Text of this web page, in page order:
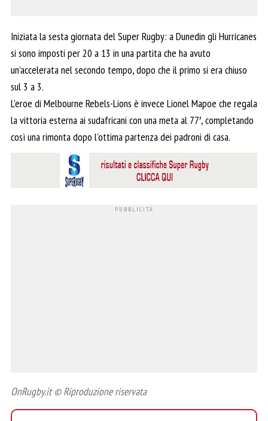
Iniziata la sesta giornata del Super Rugby: a Dunedin gli Hurricanes
si sono imposti per 20 a 13 in una partita che ha avuto
un’accelerata nel secondo tempo, dopo che il primo si era chiuso
sul 3 a 3.
L’eroe di Melbourne Rebels-Lions è invece Lionel Mapoe che regala
la vittoria esterna ai sudafricani con una meta al 77′, completando
così una rimonta dopo l’ottima partenza dei padroni di casa.
OnRugby.it © Riproduzione riservata